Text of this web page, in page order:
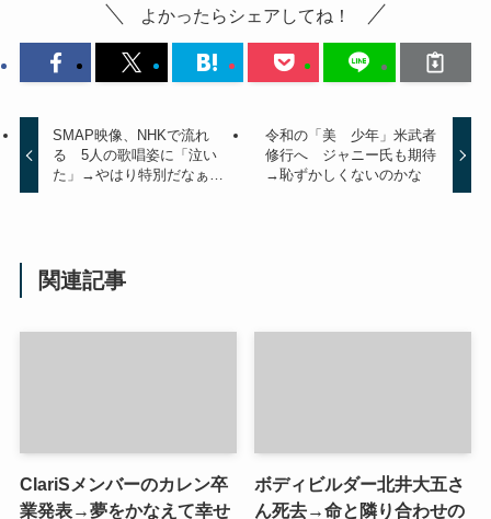
よかったらシェアしてね！
SMAP映像、NHKで流れ
る 5人の歌唱姿に「泣い
た」→やはり特別だなぁ…
令和の「美 少年」米武者
修行へ ジャニー氏も期待
→恥ずかしくないのかな
関連記事
ClariSメンバーのカレン卒
業発表→夢をかなえて幸せ
ボディビルダー北井大五さ
ん死去→命と隣り合わせの